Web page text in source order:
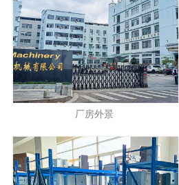
厂房外景